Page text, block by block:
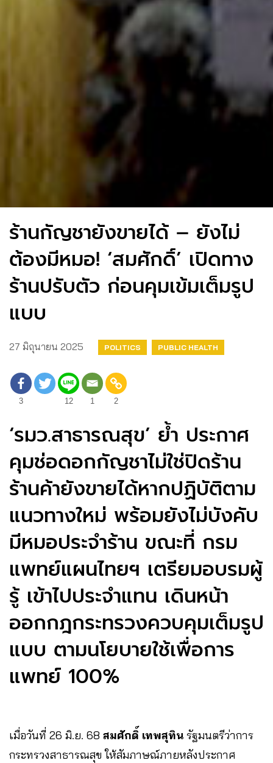
ร้านกัญชายังขายได้ – ยังไม่
ต้องมีหมอ! ‘สมศักดิ์’ เปิดทาง
ร้านปรับตัว ก่อนคุมเข้มเต็มรูป
แบบ
27 มิถุนายน 2025 POLITICS PUBLIC HEALTH
3 12 1 2
‘รมว.สาธารณสุข’ ย้ำ ประกาศ
คุมช่อดอกกัญชาไม่ใช่ปิดร้าน
ร้านค้ายังขายได้หากปฏิบัติตาม
แนวทางใหม่ พร้อมยังไม่บังคับ
มีหมอประจำร้าน ขณะที่ กรม
แพทย์แผนไทยฯ เตรียมอบรมผู้
รู้ เข้าไปประจำแทน เดินหน้า
ออกกฎกระทรวงควบคุมเต็มรูป
แบบ ตามนโยบายใช้เพื่อการ
แพทย์ 100%
เมื่อวันที่ 26 มิ.ย. 68 สมศักดิ์ เทพสุทิน รัฐมนตรีว่าการ
กระทรวงสาธารณสุข ให้สัมภาษณ์ภายหลังประกาศ